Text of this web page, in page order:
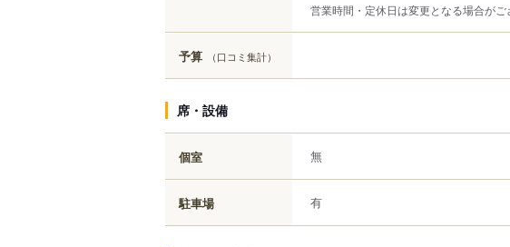
営業時間・定休日は変更となる場合がご
予算 （口コミ集計）
席・設備
個室 無
駐車場 有